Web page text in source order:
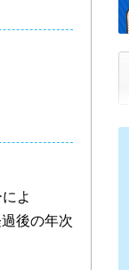
よ
後の年次